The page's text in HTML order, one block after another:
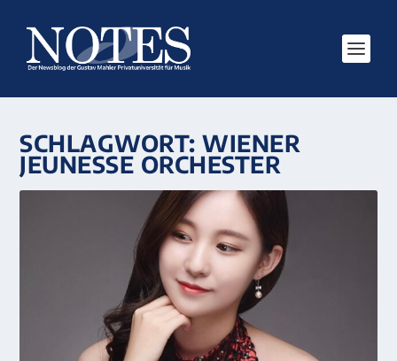
SCHLAGWORT:WIENER
JEUNESSE ORCHESTER